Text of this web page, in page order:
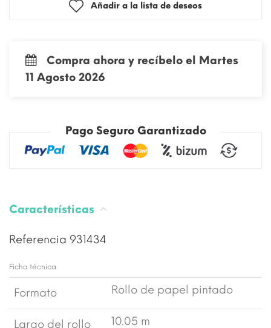
Añadir a la lista de deseos
Compra ahora y recíbelo el Martes
11 Agosto 2026
Pago Seguro Garantizado
Características
Referencia 931434
Ficha técnica
Formato Rollo de papel pintado
Largo del rollo 10.05 m